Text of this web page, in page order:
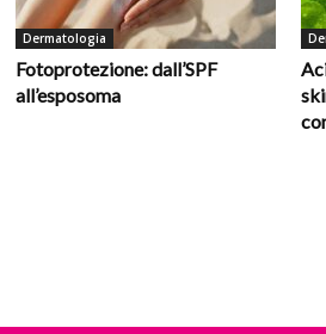
Dermatologia
Fotoprotezione: dall’SPF
all’esposoma